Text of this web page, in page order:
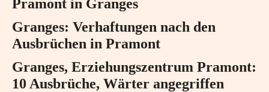
Pramont in Granges
Granges: Verhaftungen nach den
Ausbrüchen in Pramont
Granges, Erziehungszentrum Pramont:
10 Ausbrüche, Wärter angegriffen